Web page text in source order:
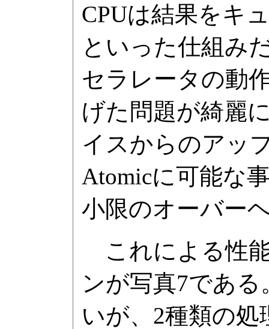
CPUは結果をキ
といった仕組み
セラレータの動
げた問題が綺麗
イスからのアッ
Atomicに可能な
小限のオーバー
これによる性
ンが写真7であ
いが、2種類の